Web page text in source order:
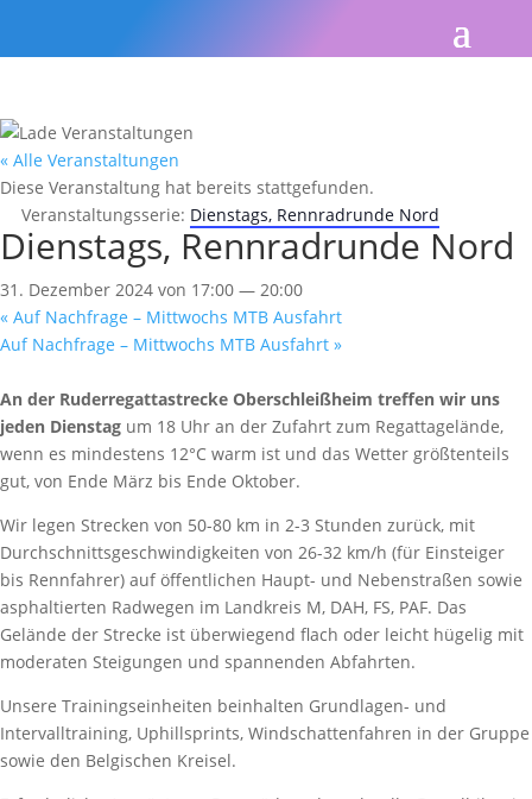
« Alle Veranstaltungen
Diese Veranstaltung hat bereits stattgefunden.
Veranstaltungsserie: Dienstags, Rennradrunde Nord
Dienstags, Rennradrunde Nord
31. Dezember 2024 von 17:00 — 20:00
« Auf Nachfrage – Mittwochs MTB Ausfahrt
Auf Nachfrage – Mittwochs MTB Ausfahrt »
An der Ruderregattastrecke Oberschleißheim treffen wir uns
jeden Dienstag um 18 Uhr an der Zufahrt zum Regattagelände,
wenn es mindestens 12°C warm ist und das Wetter größtenteils
gut, von Ende März bis Ende Oktober.
Wir legen Strecken von 50-80 km in 2-3 Stunden zurück, mit
Durchschnittsgeschwindigkeiten von 26-32 km/h (für Einsteiger
bis Rennfahrer) auf öffentlichen Haupt- und Nebenstraßen sowie
asphaltierten Radwegen im Landkreis M, DAH, FS, PAF. Das
Gelände der Strecke ist überwiegend flach oder leicht hügelig mit
moderaten Steigungen und spannenden Abfahrten.
Unsere Trainingseinheiten beinhalten Grundlagen- und
Intervalltraining, Uphillsprints, Windschattenfahren in der Gruppe
sowie den Belgischen Kreisel.